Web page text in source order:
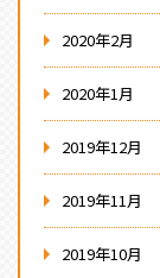
2020年2月
2020年1月
2019年12月
2019年11月
2019年10月